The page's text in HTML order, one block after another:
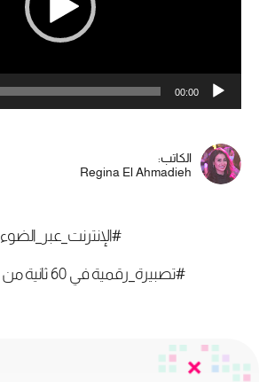
00:00
الكاتب:
Regina El Ahmadieh
#الإنترنت_عبر_الضوء
#تصبيرة_رقمية في 60 ثانية من سايبرأكس